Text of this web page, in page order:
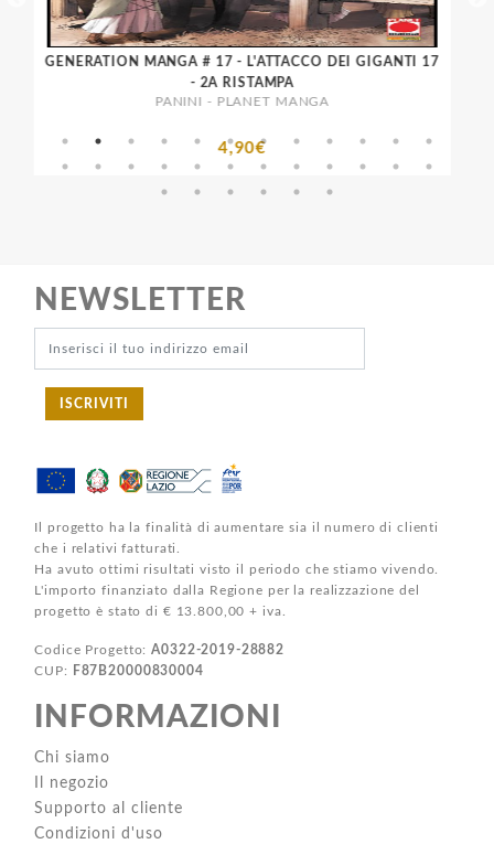
GENERATION MANGA # 17 - L'ATTACCO DEI GIGANTI 17
- 2A RISTAMPA
PANINI - PLANET MANGA
4,90€
NEWSLETTER
ISCRIVITI
Il progetto ha la finalità di aumentare sia il numero di clienti
che i relativi fatturati.
Ha avuto ottimi risultati visto il periodo che stiamo vivendo.
L'importo finanziato dalla Regione per la realizzazione del
progetto è stato di € 13.800,00 + iva.
Codice Progetto:A0322-2019-28882
CUP:
F87B20000830004
INFORMAZIONI
Chi siamo
Il negozio
Supporto al cliente
Condizioni d'uso